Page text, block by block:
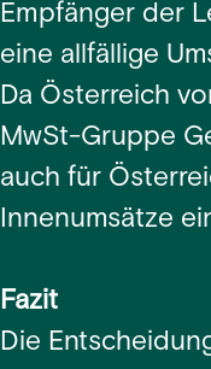
Empfänger der
eine allfällige
Da Österreich
MwSt-Gruppe
auch für
Innenumsätze
Fazit
Die